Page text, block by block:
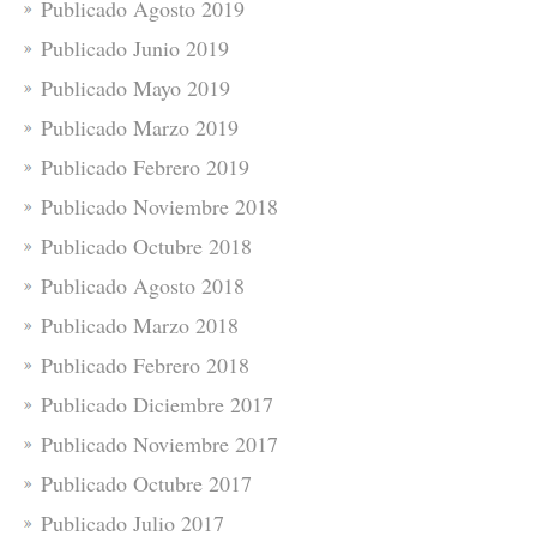
Publicado Agosto 2019
Publicado Junio 2019
Publicado Mayo 2019
Publicado Marzo 2019
Publicado Febrero 2019
Publicado Noviembre 2018
Publicado Octubre 2018
Publicado Agosto 2018
Publicado Marzo 2018
Publicado Febrero 2018
Publicado Diciembre 2017
Publicado Noviembre 2017
Publicado Octubre 2017
Publicado Julio 2017